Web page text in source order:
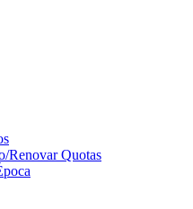
Renovar Quotas